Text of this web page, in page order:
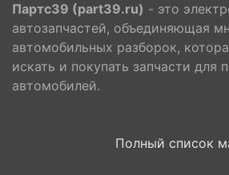
Партс39 (part39.ru) - это
автозапчастей, объединяющая
автомобильных разборок,
искать и покупать запчасти для
автомобилей.
Полный список